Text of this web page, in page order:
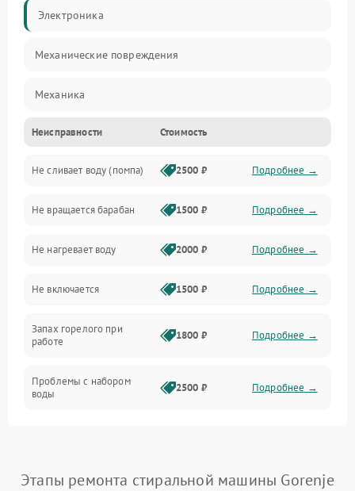
Электроника
Механические повреждения
Механика
Электропитание
Водоснабжение
Слив
Программное обеспечение
Неисправности Стоимость
Не сливает воду (помпа) 2500 ₽ Подробнее →
Не вращается барабан 1500 ₽ Подробнее →
Не нагревает воду 2000 ₽ Подробнее →
Не включается 1500 ₽ Подробнее →
Запах горелого при
работе
1800 ₽ Подробнее →
Проблемы с набором
воды
2500 ₽ Подробнее →
Подробнее →
Этапы ремонта стиральной машины Gorenje